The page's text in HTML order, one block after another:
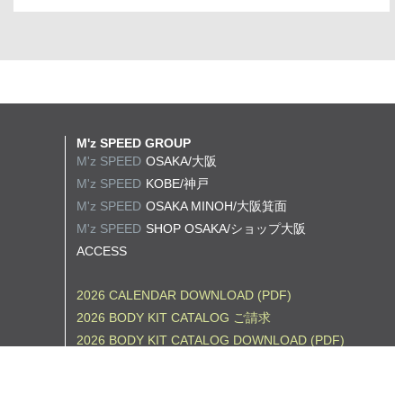
M'z SPEED GROUP
M'z SPEED OSAKA/大阪
M'z SPEED KOBE/神戸
M'z SPEED OSAKA MINOH/大阪箕面
M'z SPEED SHOP OSAKA/ショップ大阪
ACCESS
2026 CALENDAR DOWNLOAD (PDF)
2026 BODY KIT CATALOG ご請求
2026 BODY KIT CATALOG DOWNLOAD (PDF)